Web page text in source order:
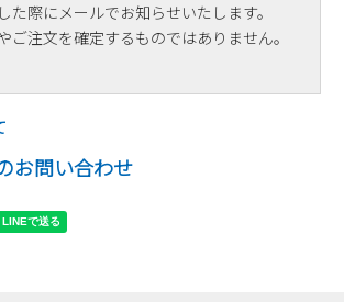
た際にメールでお知らせいたします。
ご注文を確定するものではありません。
お問い合わせ